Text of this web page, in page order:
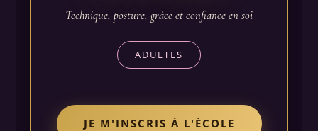
Technique, posture, grâce et confiance en soi
ADULTES
JE M'INSCRIS À L'ÉCOLE